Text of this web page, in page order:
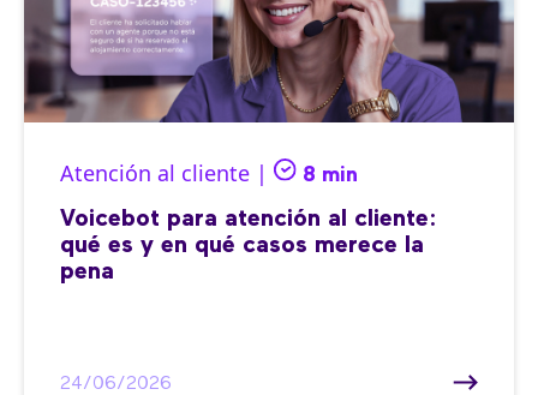
Atención al cliente | 8 min
Voicebot para atención al cliente:
qué es y en qué casos merece la
pena
24/06/2026